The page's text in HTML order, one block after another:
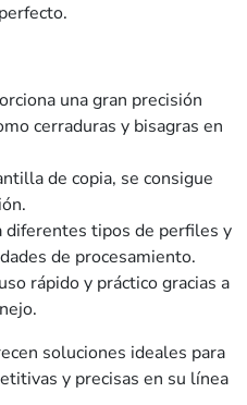
una gran precisión
cerraduras y bisagras en
de copia, se consigue
diferentes tipos de perfiles y
de procesamiento.
rápido y práctico gracias a
soluciones ideales para
y precisas en su línea